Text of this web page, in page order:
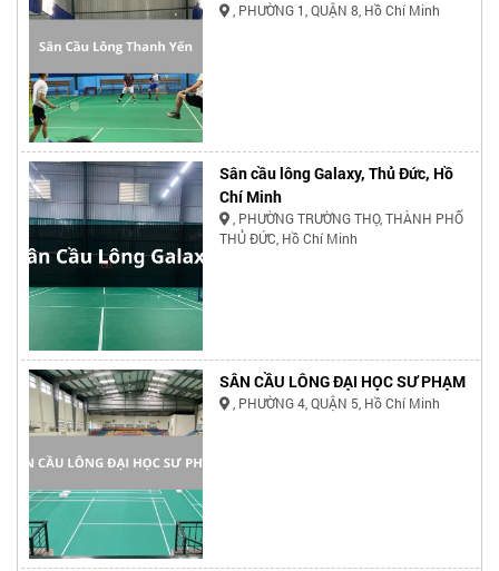
, PHƯỜNG 1, QUẬN 8, Hồ Chí Minh
Sân cầu lông Galaxy, Thủ Đức, Hồ
Chí Minh
, PHƯỜNG TRƯỜNG THỌ, THÀNH PHỐ
THỦ ĐỨC, Hồ Chí Minh
SÂN CẦU LÔNG ĐẠI HỌC SƯ PHẠM
, PHƯỜNG 4, QUẬN 5, Hồ Chí Minh